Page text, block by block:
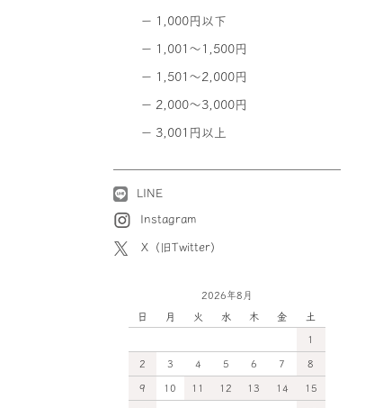
1,000円以下
1,001～1,500円
1,501～2,000円
2,000～3,000円
3,001円以上
LINE
Instagram
X（旧Twitter）
2026年8月
日 月 火 水 木 金 土
1
2 3 4 5 6 7 8
9 10 11 12 13 14 15